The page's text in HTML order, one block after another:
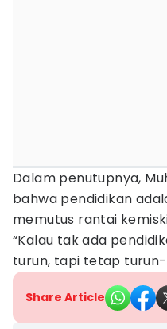
Dalam penutupnya,
bahwa pendidikan
memutus rantai
“Kalau tak ada
turun, tapi tetap turun-
Share Article